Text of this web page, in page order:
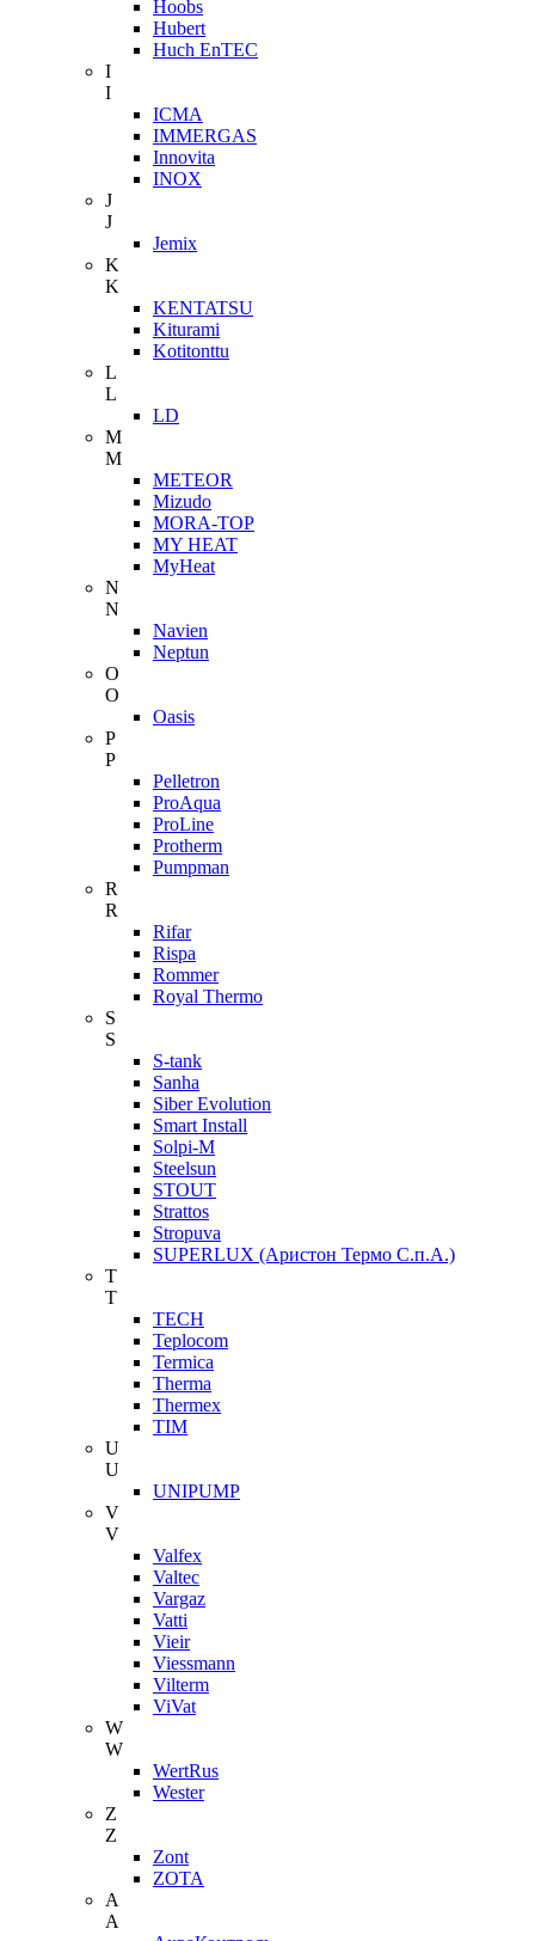
Hoobs
Hubert
Huch EnTEC
I
I
ICMA
IMMERGAS
Innovita
INOX
J
J
Jemix
K
K
KENTATSU
Kiturami
Kotitonttu
L
L
LD
M
M
METEOR
Mizudo
MORA-TOP
MY HEAT
MyHeat
N
N
Navien
Neptun
O
O
Oasis
P
P
Pelletron
ProAqua
ProLine
Protherm
Pumpman
R
R
Rifar
Rispa
Rommer
Royal Thermo
S
S
S-tank
Sanha
Siber Evolution
Smart Install
Solpi-M
Steelsun
STOUT
Strattos
Stropuva
SUPERLUX (Аристон Термо С.п.А.)
T
T
TECH
Teplocom
Termica
Therma
Thermex
TIM
U
U
UNIPUMP
V
V
Valfex
Valtec
Vargaz
Vatti
Vieir
Viessmann
Vilterm
ViVat
W
W
WertRus
Wester
Z
Z
Zont
ZOTA
А
А